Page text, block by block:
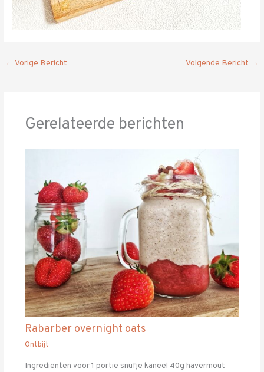
← Vorige Bericht Volgende Bericht →
Gerelateerde berichten
Rabarber overnight oats
Ontbijt
Ingrediënten voor 1 portie snufje kaneel 40g havermout